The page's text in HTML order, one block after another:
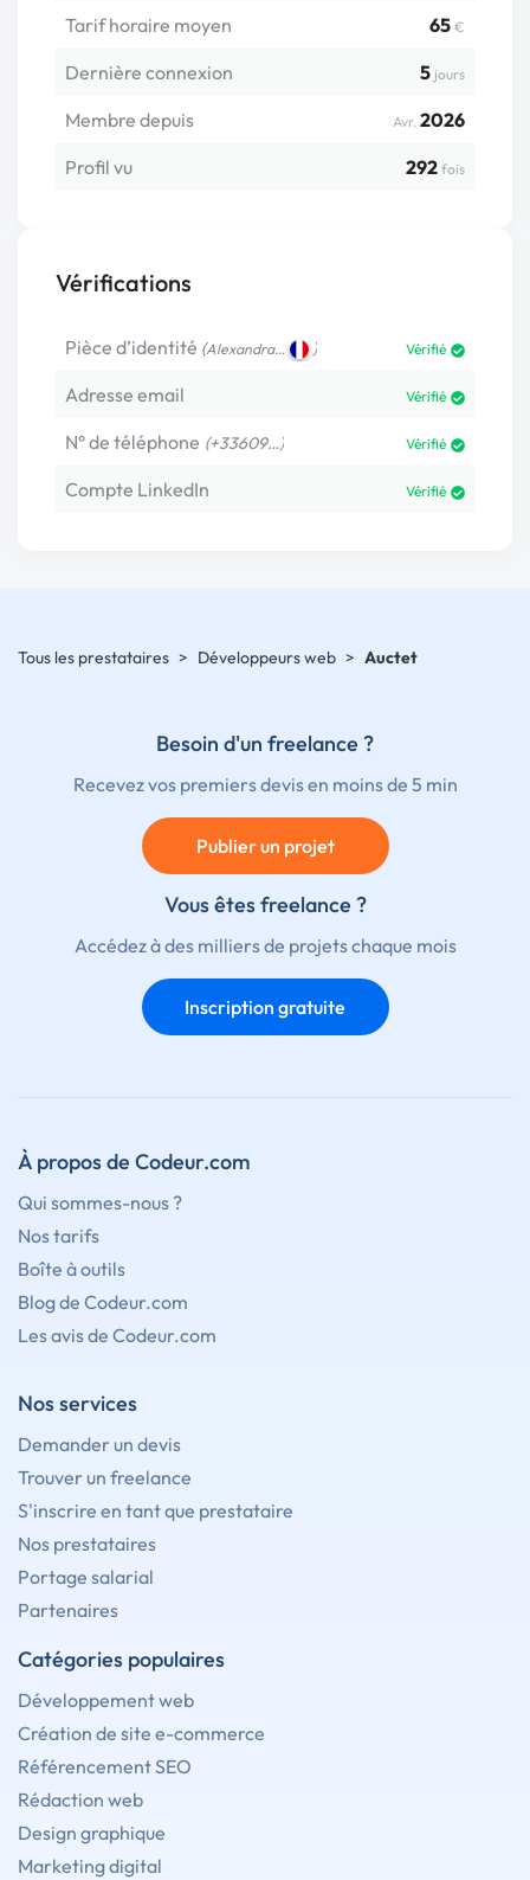
Tarif horaire moyen 65 €
Dernière connexion 5 jours
Membre depuis Avr. 2026
Profil vu
292 fois
Vérifications
Pièce d’identité (Alexandra… ) Vérifié
Adresse email Vérifié
N° de téléphone (+33609…) Vérifié
Compte LinkedIn Vérifié
Tous les prestataires > Développeurs web > Auctet
Besoin d'un freelance ?
Recevez vos premiers devis en moins de 5 min
Publier un projet
Vous êtes freelance ?
Accédez à des milliers de projets chaque mois
Inscription gratuite
À propos de Codeur.com
Qui sommes-nous ?
Nos tarifs
Boîte à outils
Blog de Codeur.com
Les avis de Codeur.com
Nos services
Demander un devis
Trouver un freelance
S'inscrire en tant que prestataire
Nos prestataires
Portage salarial
Partenaires
Catégories populaires
Développement web
Création de site e-commerce
Référencement SEO
Rédaction web
Design graphique
Marketing digital